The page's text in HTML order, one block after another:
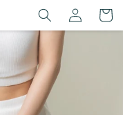
Iniciar
sesión
Carrito